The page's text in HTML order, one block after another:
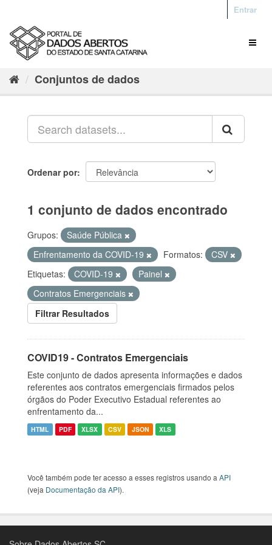
Entrar
Conjuntos de dados
Ordenar por
1 conjunto de dados encontrado
Grupos:
Saúde Pública
Enfrentamento da COVID-19
Formatos:
CSV
Etiquetas:
COVID-19
Painel
Contratos Emergenciais
Filtrar Resultados
COVID19 - Contratos Emergenciais
Este conjunto de dados apresenta informações e dados
referentes aos contratos emergenciais firmados pelos
órgãos do Poder Executivo Estadual referentes ao
enfrentamento da...
HTML PDF XLSX CSV JSON XLS
Você também pode ter acesso a esses registros usando a API
(veja Documentação da API).